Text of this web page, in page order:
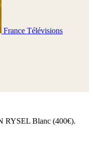
France Télévisions
RYSEL Blanc (400€).